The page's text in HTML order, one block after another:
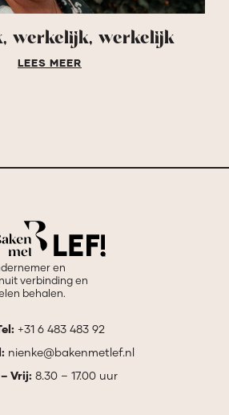
werkelijk, werkelijk
LEES MEER
en
verbinding en
behalen.
+31 6 483 483 92
nienke@bakenmetlef.nl
Vrij: 8.30 – 17.00 uur